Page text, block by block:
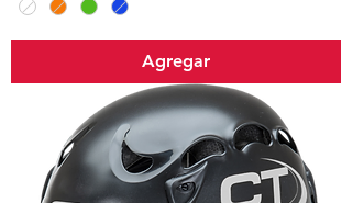
Agregar